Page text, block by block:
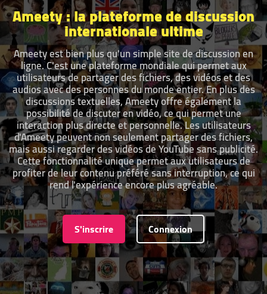
Ameety : la plateforme de discussion
internationale ultime
Ameety est bien plus qu'un simple site de discussion en
ligne. C'est une plateforme mondiale qui permet aux
utilisateurs de partager des fichiers, des vidéos et des
audios avec des personnes du monde entier. En plus des
discussions textuelles, Ameety offre également la
possibilité de discuter en vidéo, ce qui permet une
interaction plus directe et personnelle. Les utilisateurs
d'Ameety peuvent non seulement partager des fichiers,
mais aussi regarder des vidéos de YouTube sans publicité.
Cette fonctionnalité unique permet aux utilisateurs de
profiter de leur contenu préféré sans interruption, ce qui
rend l'expérience encore plus agréable.
S'inscrire Connexion